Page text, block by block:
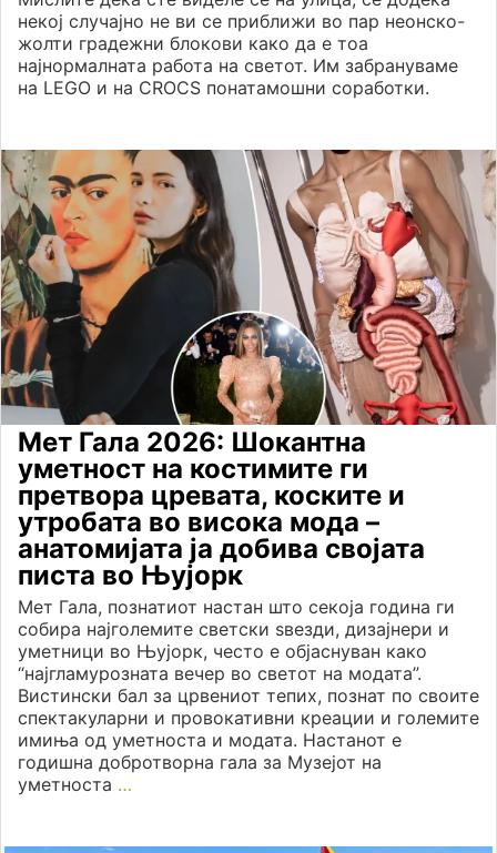
некој случајно не ви се приближи во пар неонско-
жолти градежни блокови како да е тоа
најнормалната работа на светот. Им забрануваме
на LEGO и на CROCS понатамошни соработки.
Мет Гала 2026: Шокантна
уметност на костимите ги
претвора цревата, коските и
утробата во висока мода –
анатомијата ја добива својата
писта во Њујорк
Мет Гала, познатиот настан што секоја година ги
собира најголемите светски ѕвезди, дизајнери и
уметници во Њујорк, често е објаснуван како
“најгламурозната вечер во светот на модата”.
Вистински бал за црвениот тепих, познат по своите
спектакуларни и провокативни креации и големите
имиња од уметноста и модата. Настанот е
годишна добротворна гала за Музејот на
уметноста …